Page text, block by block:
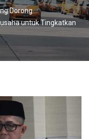
Dorong
untuk Tingkatkan